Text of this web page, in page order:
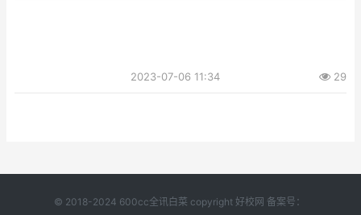
2023-07-06 11:34 29
© 2018-2024 600cc全讯白菜 copyright 好校网 备案号：